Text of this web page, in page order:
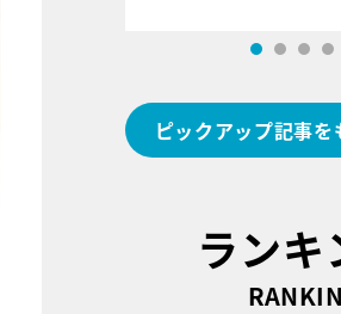
ピックアップ記事を
ランキ